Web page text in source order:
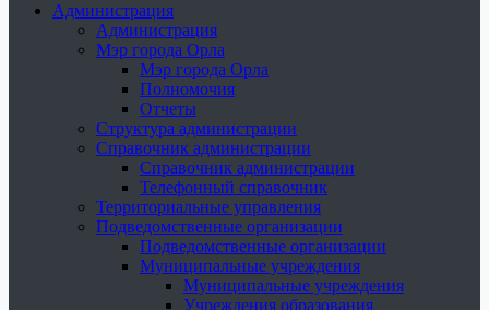
Администрация
Администрация
Мэр города Орла
Мэр города Орла
Полномочия
Отчеты
Структура администрации
Справочник администрации
Справочник администрации
Телефонный справочник
Территориальные управления
Подведомственные организации
Подведомственные организации
Муниципальные учреждения
Муниципальные учреждения
Учреждения образования